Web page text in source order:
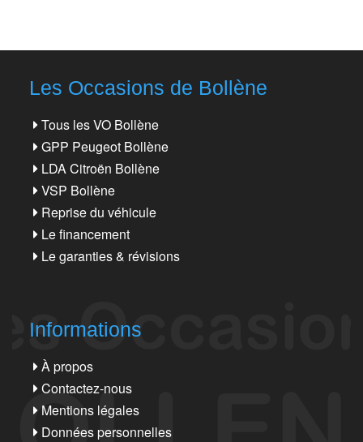
Les Occasions de Bollène
Tous les VO Bollène
GPP Peugeot Bollène
LDA Citroën Bollène
VSP Bollène
Reprise du véhicule
Le financement
Le garanties & révisions
Informations
À propos
Contactez-nous
Mentions légales
Données personnelles